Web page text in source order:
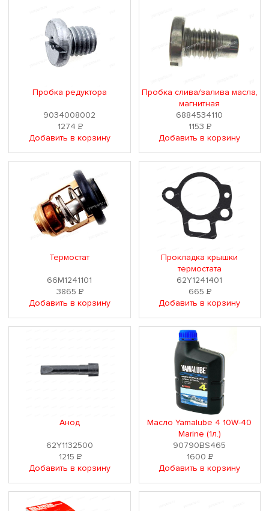
Пробка редуктора
9034008002
1274 Р
Добавить в корзину
Пробка слива/залива масла,
магнитная
6884534110
1153Р
Добавить в корзину
Термостат
66M1241101
3865Р
Добавить в корзину
Прокладка крышки
термостата
62Y1241401
665Р
Добавить в корзину
Анод
62Y1132500
1215 Р
Добавить в корзину
Масло Yamalube 4 10W-40
Marine (1л.)
90790BS465
1600Р
Добавить в корзину